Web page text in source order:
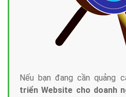
Nếu bạn đang cần quảng
triển Website cho doanh